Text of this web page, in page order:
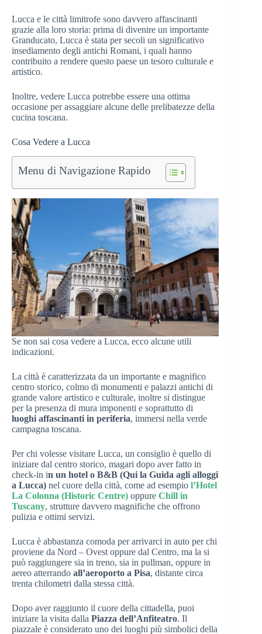
Lucca e le città limitrofe sono davvero affascinanti
grazie alla loro storia: prima di divenire un importante
Granducato, Lucca è stata per secoli un significativo
insediamento degli antichi Romani, i quali hanno
contribuito a rendere questo paese un tesoro culturale e
artistico.
Inoltre, vedere Lucca potrebbe essere una ottima
occasione per assaggiare alcune delle prelibatezze della
cucina toscana.
Cosa Vedere a Lucca
Menu di Navigazione Rapido
Se non sai cosa vedere a Lucca, ecco alcune utili
indicazioni.
La città è caratterizzata da un importante e magnifico
centro storico, colmo di monumenti e palazzi antichi di
grande valore artistico e culturale, inoltre si distingue
per la presenza di mura imponenti e soprattutto di
luoghi affascinanti in periferia, immersi nella verde
campagna toscana.
Per chi volesse visitare Lucca, un consiglio è quello di
iniziare dal centro storico, magari dopo aver fatto in
check-in in un hotel o B&B (Qui la Guida agli alloggi
a Lucca) nel cuore della città, come ad esempio l’Hotel
La Colonna (Historic Centre) oppure Chill in
Tuscany, strutture davvero magnifiche che offrono
pulizia e ottimi servizi.
Lucca è abbastanza comoda per arrivarci in auto per chi
proviene da Nord – Ovest oppure dal Centro, ma la si
può raggiungere sia in treno, sia in pullman, oppure in
aereo atterrando all’aeroporto a Pisa, distante circa
trenta chilometri dalla stessa città.
Dopo aver raggiunto il cuore della cittadella, puoi
iniziare la visita dalla Piazza dell’Anfiteatro. Il
piazzale è considerato uno dei luoghi più simbolici della